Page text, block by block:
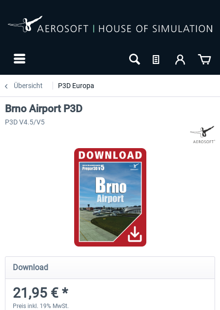
Übersicht P3D Europa
Hamburg-Finkenwerder
11,90 € *
Madeira X Evolution
Brno Airport P3D
P3D V4.5/V5
Download
21,95 € *
Preis inkl. 19% MwSt.